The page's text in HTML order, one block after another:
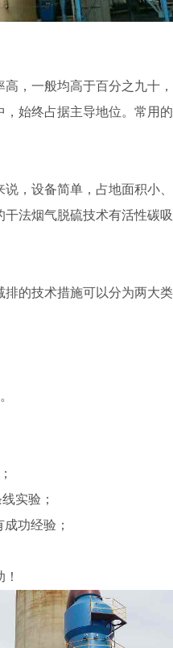
，一般均高于百分之九十
始终占据主导地位。常用
，设备简单，占地面积小
法烟气脱硫技术有活性碳
的技术措施可以分为两大类
实验；
功经验；